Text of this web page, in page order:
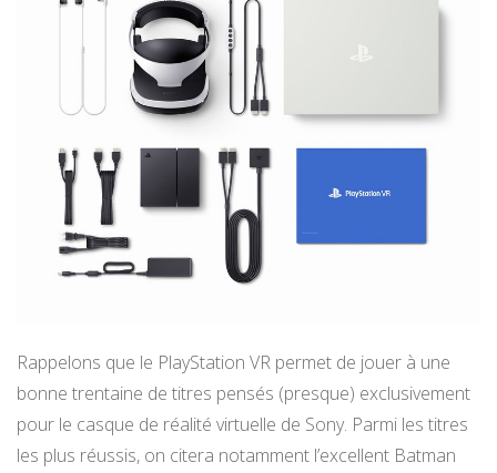
Rappelons que le PlayStation VR permet de jouer à une
bonne trentaine de titres pensés (presque) exclusivement
pour le casque de réalité virtuelle de Sony. Parmi les titres
les plus réussis, on citera notamment l’excellent Batman